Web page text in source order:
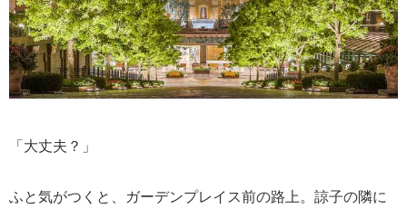
「大丈夫？」
ふと気がつくと、ガーデンプレイス前の路上。諒子の隣に